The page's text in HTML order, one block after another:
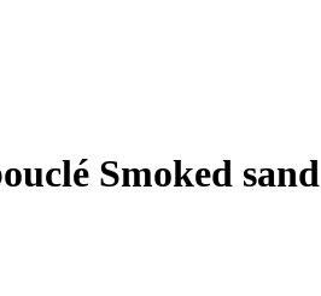
Smoked sand